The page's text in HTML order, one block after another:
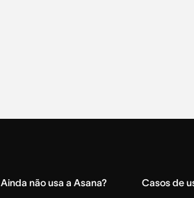
Ainda não usa a Asana? Casos de